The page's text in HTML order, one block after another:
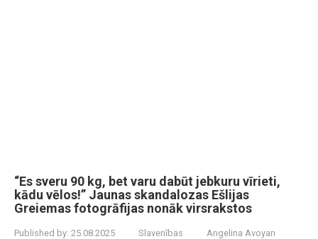
“Es sveru 90 kg, bet varu dabūt jebkuru vīrieti,
kādu vēlos!” Jaunas skandalozas Ešlijas
Greiemas fotogrāfijas nonāk virsrakstos
Published by: 25.08.2025 Slavenības Angelina Avoyan